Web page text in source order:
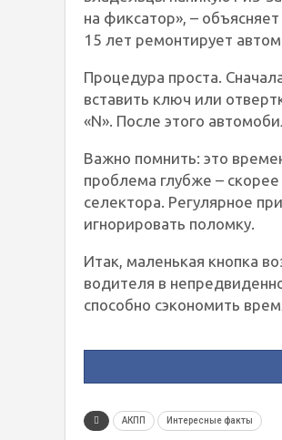
на фиксатор», –
15 лет ремонтирует
Процедура проста.
вставить ключ или
«N». После этого
Важно помнить: это
проблема глубже –
селектора. Регулярное
игнорировать поломку.
Итак, маленькая кнопка
водителя в
способно сэкономить
АКПП Интересные факты